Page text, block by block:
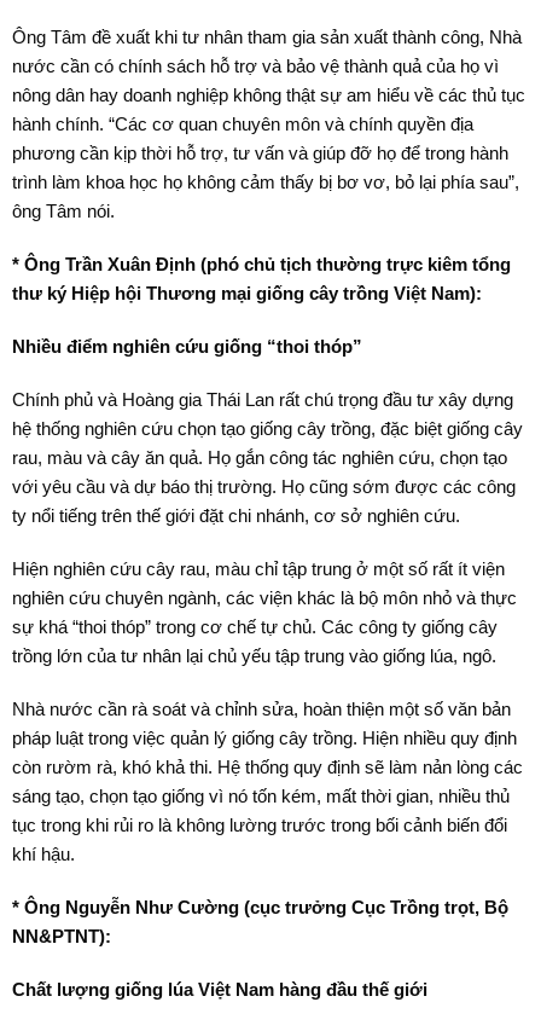
Ông Tâm đề xuất khi tư nhân tham gia sản xuất thành công, Nhà
nước cần có chính sách hỗ trợ và bảo vệ thành quả của họ vì
nông dân hay doanh nghiệp không thật sự am hiểu về các thủ tục
hành chính. “Các cơ quan chuyên môn và chính quyền địa
phương cần kịp thời hỗ trợ, tư vấn và giúp đỡ họ để trong hành
trình làm khoa học họ không cảm thấy bị bơ vơ, bỏ lại phía sau”,
ông Tâm nói.
* Ông Trần Xuân Định (phó chủ tịch thường trực kiêm tổng
thư ký Hiệp hội Thương mại giống cây trồng Việt Nam):
Nhiều điểm nghiên cứu giống “thoi thóp”
Chính phủ và Hoàng gia Thái Lan rất chú trọng đầu tư xây dựng
hệ thống nghiên cứu chọn tạo giống cây trồng, đặc biệt giống cây
rau, màu và cây ăn quả. Họ gắn công tác nghiên cứu, chọn tạo
với yêu cầu và dự báo thị trường. Họ cũng sớm được các công
ty nổi tiếng trên thế giới đặt chi nhánh, cơ sở nghiên cứu.
Hiện nghiên cứu cây rau, màu chỉ tập trung ở một số rất ít viện
nghiên cứu chuyên ngành, các viện khác là bộ môn nhỏ và thực
sự khá “thoi thóp” trong cơ chế tự chủ. Các công ty giống cây
trồng lớn của tư nhân lại chủ yếu tập trung vào giống lúa, ngô.
Nhà nước cần rà soát và chỉnh sửa, hoàn thiện một số văn bản
pháp luật trong việc quản lý giống cây trồng. Hiện nhiều quy định
còn rườm rà, khó khả thi. Hệ thống quy định sẽ làm nản lòng các
sáng tạo, chọn tạo giống vì nó tốn kém, mất thời gian, nhiều thủ
tục trong khi rủi ro là không lường trước trong bối cảnh biến đổi
khí hậu.
* Ông Nguyễn Như Cường (cục trưởng Cục Trồng trọt, Bộ
NN&PTNT):
Chất lượng giống lúa Việt Nam hàng đầu thế giới